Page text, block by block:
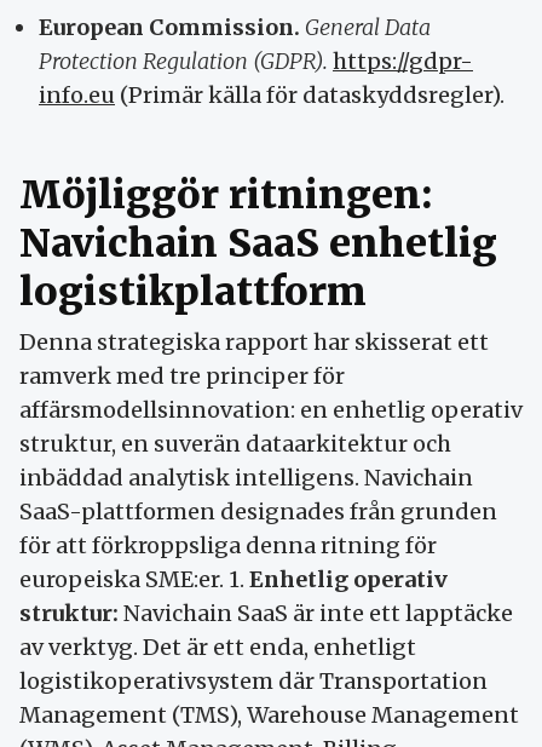
European Commission. General Data
Protection Regulation (GDPR). https://gdpr-
info.eu (Primär källa för dataskyddsregler).
Möjliggör ritningen:
Navichain SaaS enhetlig
logistikplattform
Denna strategiska rapport har skisserat ett
ramverk med tre principer för
affärsmodellsinnovation: en enhetlig operativ
struktur, en suverän dataarkitektur och
inbäddad analytisk intelligens. Navichain
SaaS-plattformen designades från grunden
för att förkroppsliga denna ritning för
europeiska SME:er. 1. Enhetlig operativ
struktur: Navichain SaaS är inte ett lapptäcke
av verktyg. Det är ett enda, enhetligt
logistikoperativsystem där Transportation
Management (TMS), Warehouse Management